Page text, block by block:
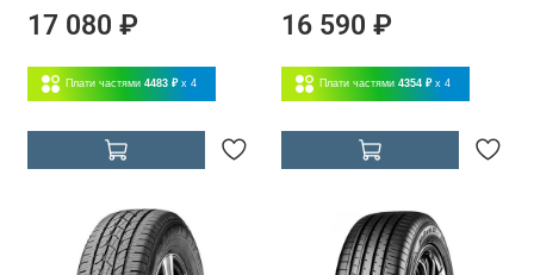
17 080 ₽
Плати частями 4483 ₽ x 4
16 590 ₽
Плати частями 4354 ₽ x 4